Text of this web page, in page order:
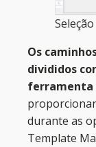
Os
divididos
ferramenta
durante as
Template